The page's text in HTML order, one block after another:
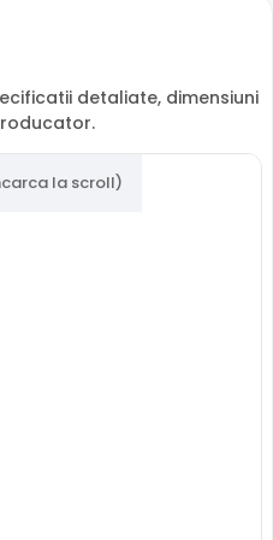
0280B-S5 de la Dahua, este
detaliate, dimensiuni
la scroll)